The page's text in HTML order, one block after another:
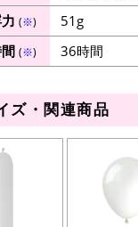
(※)
51g
(※) 36時間
ズ・関連商品